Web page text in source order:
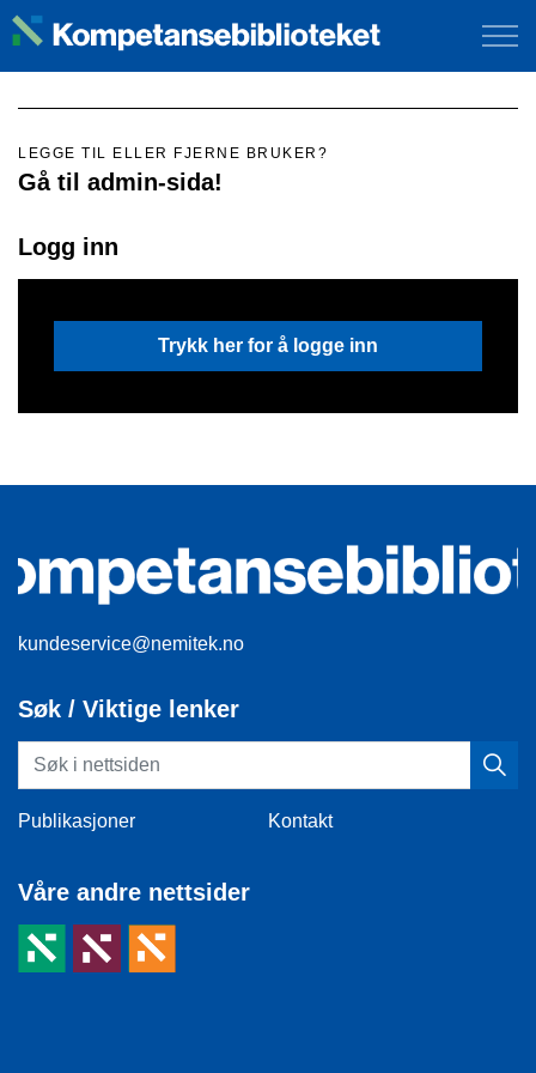
Logg inn
Trykk her for å logge inn
LEGGE TIL ELLER FJERNE BRUKER?
Gå til admin-sida!
kundeservice@nemitek.no
Søk / Viktige lenker
Publikasjoner Kontakt
Våre andre nettsider